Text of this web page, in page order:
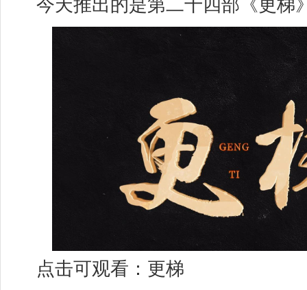
今天推出的是第二十四部《更梯
点击可观看： 更梯